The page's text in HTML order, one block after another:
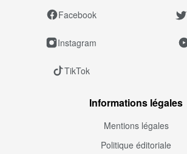
Facebook
Instagram
TikTok
Informations légales
Mentions légales
Politique éditoriale